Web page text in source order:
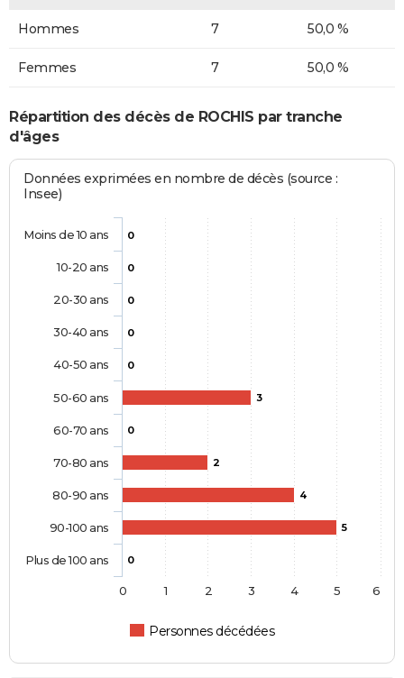
Hommes 7 50,0 %
Femmes 7 50,0 %
Répartition des décès de ROCHIS par tranche
d'âges
Données exprimées en nombre de décès (source :
Insee)
0
0
0
0
0
3
0
2
4
5
0
Personnes décédées
Moins de 10 ans
10-20 ans
20-30 ans
30-40 ans
40-50 ans
50-60 ans
60-70 ans
70-80 ans
80-90 ans
90-100 ans
Plus de 100 ans
0 1 2 3 4 5 6